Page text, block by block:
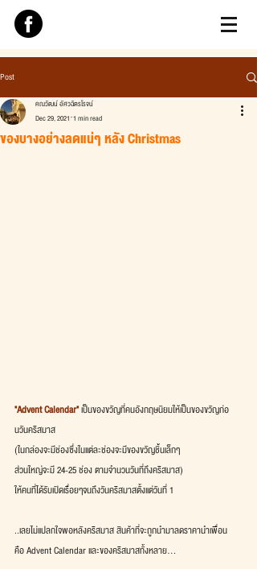
Post
ของบางอย่างลดแน่ๆ หลัง Christmas
คณวัฒน์ อัศวฉัตรโรจน์
Dec 29, 2021 1 min read
"Advent Calendar" เป็นของขวัญที่คนอังกฤษนิยมให้เป็นของขวัญก่อ
นวันคริสมาส
(ในกล่องจะมีช่องซึ่งในแต่ละช่องจะมีของขวัญชิ้นเล็กๆ
ส่วนใหญ่จะมี 24-25 ช่อง ตามจำนวนวันที่ถึงคริสมาส)
ให้คนที่ได้รับเปิดเรื่อยๆจนถึงวันคริสมาสตั้งแต่วันที่ 1
..เลยไม่แปลกใจพอหลังคริสมาส สินค้าที่จะถูกนำมาลดราคานำเพื่อน
คือ Advent Calendar และของคริสมาสทั้งหลาย...